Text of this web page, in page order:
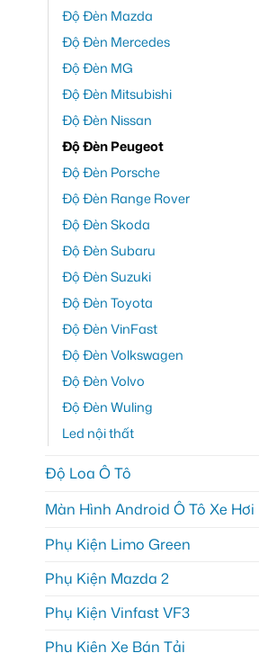
Độ Đèn Mazda
Độ Đèn Mercedes
Độ Đèn MG
Độ Đèn Mitsubishi
Độ Đèn Nissan
Độ Đèn Peugeot
Độ Đèn Porsche
Độ Đèn Range Rover
Độ Đèn Skoda
Độ Đèn Subaru
Độ Đèn Suzuki
Độ Đèn Toyota
Độ Đèn VinFast
Độ Đèn Volkswagen
Độ Đèn Volvo
Độ Đèn Wuling
Led nội thất
Độ Loa Ô Tô
Màn Hình Android Ô Tô Xe Hơi
Phụ Kiện Limo Green
Phụ Kiện Mazda 2
Phụ Kiện Vinfast VF3
Phụ Kiện Xe Bán Tải